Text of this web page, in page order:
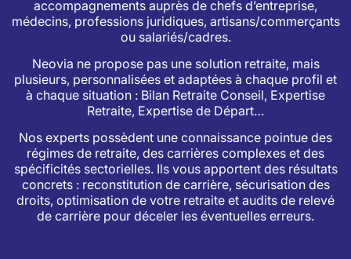
accompagnements auprès de chefs d’entreprise,
médecins, professions juridiques, artisans/commerçants
ou salariés/cadres.
Neovia ne propose pas une solution retraite, mais
plusieurs, personnalisées et adaptées à chaque profil et
à chaque situation : Bilan Retraite Conseil, Expertise
Retraite, Expertise de Départ…
Nos experts possèdent une connaissance pointue des
régimes de retraite, des carrières complexes et des
spécificités sectorielles. Ils vous apportent des résultats
concrets : reconstitution de carrière, sécurisation des
droits, optimisation de votre retraite et audits de relevé
de carrière pour déceler les éventuelles erreurs.